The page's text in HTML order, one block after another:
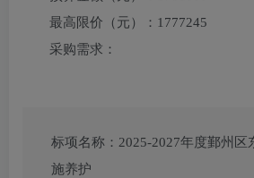
最高限价（元）： 1777245
采购需求：
标项名称： 2025-2027年度鄞州区
施养护